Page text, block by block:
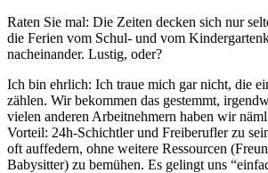
Raten Sie mal: Die Zeiten decken sich nur
die Ferien vom Schul- und vom
nacheinander. Lustig, oder?
Ich bin ehrlich: Ich traue mich gar nicht, die
zählen. Wir bekommen das gestemmt,
vielen anderen Arbeitnehmern haben wir
Vorteil: 24h-Schichtler und Freiberufler zu
oft auffedern, ohne weitere Ressourcen
Babysitter) zu bemühen. Es gelingt uns